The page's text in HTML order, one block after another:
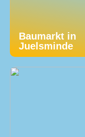
Baumarkt in
Juelsminde